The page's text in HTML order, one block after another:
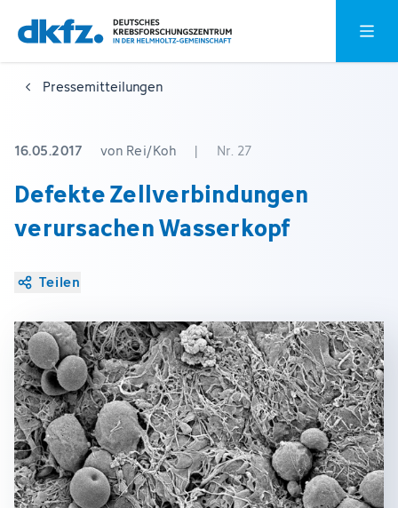
Zum
Hauptinhalt
springen
Zur
Fußzeile
springen
Pressemitteilungen
16.05.2017 von Rei/Koh | Nr. 27
Defekte Zellverbindungen
verursachen Wasserkopf
Teilen